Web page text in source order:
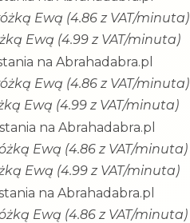
Ewą (4.86 z VAT/minuta)
Ewą (4.99 z VAT/minuta)
na Abrahadabra.pl
Ewą (4.86 z VAT/minuta)
Ewą (4.99 z VAT/minuta)
na Abrahadabra.pl
Ewą (4.86 z VAT/minuta)
Ewą (4.99 z VAT/minuta)
na Abrahadabra.pl
Ewą (4.86 z VAT/minuta)